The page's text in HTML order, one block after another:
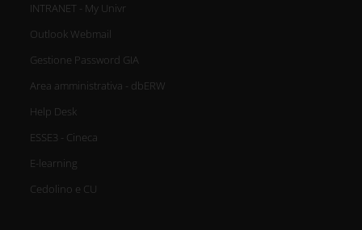
INTRANET - My Univr
Outlook Webmail
Gestione Password GIA
Area amministrativa - dbERW
Help Desk
ESSE3 - Cineca
E-learning
Cedolino e CU